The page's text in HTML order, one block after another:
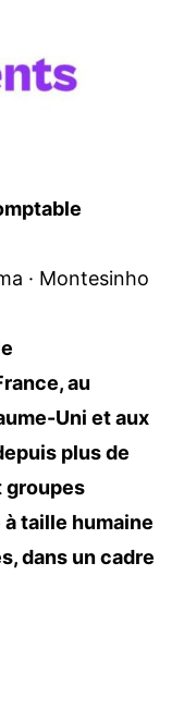
· Montesinho
au
Uni et aux
plus de
groupes
taille humaine
dans un cadre